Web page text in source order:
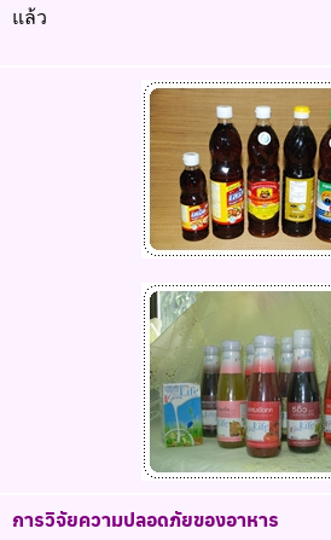
แล้ว
การวิจัยความปลอดภัยของอาหาร